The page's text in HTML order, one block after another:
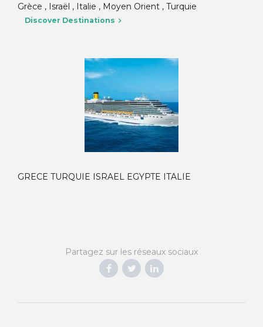
Grèce , Israël , Italie , Moyen Orient , Turquie
Discover Destinations
GRECE TURQUIE ISRAEL EGYPTE ITALIE
Partagez sur les réseaux sociaux